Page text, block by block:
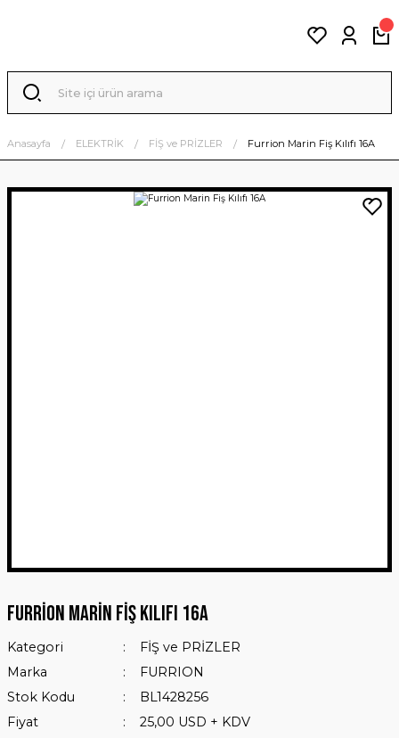
Anasayfa ELEKTRİK FİŞ ve PRİZLER Furrion Marin Fiş Kılıfı 16A
Furrion Marin Fiş Kılıfı 16A
Kategori
FİŞ ve PRİZLER
Marka
FURRION
Stok Kodu
BL1428256
Fiyat
25,00 USD + KDV